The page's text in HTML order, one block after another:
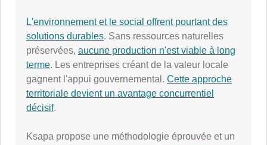
L'environnement et le social offrent pourtant des
solutions durables. Sans ressources naturelles
préservées, aucune production n'est viable à long
terme. Les entreprises créant de la valeur locale
gagnent l'appui gouvernemental. Cette approche
territoriale devient un avantage concurrentiel
décisif.
Ksapa propose une méthodologie éprouvée et un